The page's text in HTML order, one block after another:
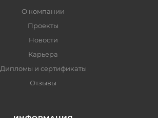
О компании
Проекты
Новости
Карьера
Дипломы и сертификаты
Отзывы